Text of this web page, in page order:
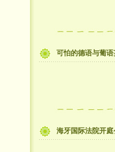
可怕的德语与葡
海牙国际法院开